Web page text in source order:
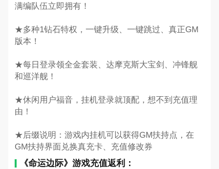
满编队伍立即拥有！
★多种1钻石特权，一键升级、一键跳过、真正GM
版本！
★每日登录领全金套装、达摩克斯大宝剑、冲锋舰
和巡洋舰！
★休闲用户福音，挂机登录就顶配，想不到充值理
由！
★后缀说明：游戏内挂机可以获得GM扶持点，在
GM扶持界面兑换真充卡、充值修改券
《命运边际》游戏充值返利：